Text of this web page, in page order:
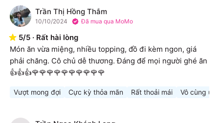
T Trần Thị Hồng Thắm
10/10/2024 Đã mua qua MoMo
5/5 · Rất hài lòng
Món ăn vừa miệng, nhiều topping, đồ đi kèm ngon, giá
phải chăng. Cô chủ dễ thương. Đáng để mọi người ghé ăn
👍👍👍🌹🌹🌹🌹🌹🌹🌹🌹🌹🌹
Vượt mong đợi Cực kỳ thỏa mãn Rất thoải mái Vô cùng